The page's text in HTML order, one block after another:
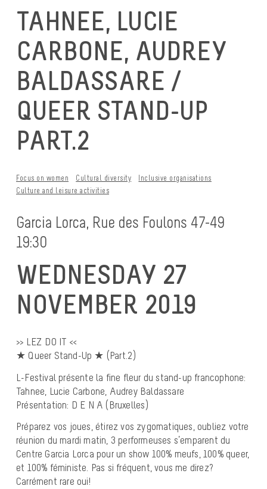
TAHNEE, LUCIE
CARBONE, AUDREY
BALDASSARE /
QUEER STAND-UP
PART.2
Focus on women Cultural diversity
Inclusive organisations
Culture and leisure activities
Garcia Lorca, Rue des Foulons 47-49
19:30
WEDNESDAY 27
NOVEMBER 2019
>> LEZ DO IT <<
★ Queer Stand-Up ★ (Part.2)
L-Festival présente la fine fleur du stand-up francophone:
Tahnee, Lucie Carbone, Audrey Baldassare
Présentation: D E N A (Bruxelles)
Préparez vos joues, étirez vos zygomatiques, oubliez votre
réunion du mardi matin, 3 performeuses s’emparent du
Centre Garcia Lorca pour un show 100% meufs, 100% queer,
et 100% féministe. Pas si fréquent, vous me direz?
Carrément rare oui!